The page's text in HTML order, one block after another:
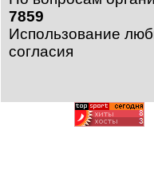
7859
Использование
согласия